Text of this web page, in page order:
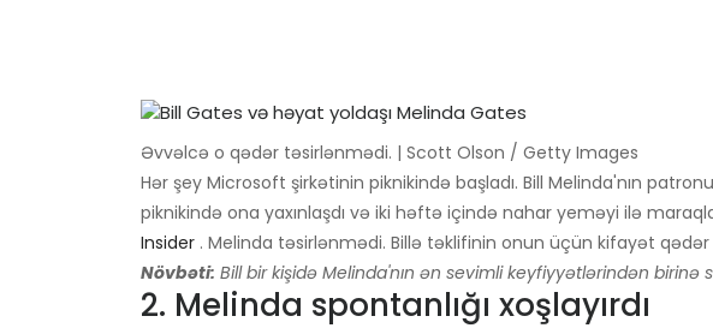
Əvvəlcə o qədər təsirlənmədi. | Scott Olson / Getty Images
Hər şey Microsoft şirkətinin piknikində başladı. Bill Melinda'nın
piknikində ona yaxınlaşdı və iki həftə içində nahar yeməyi ilə
Insider . Melinda təsirlənmədi. Billə təklifinin onun üçün kifayət qədər
Növbəti: Bill bir kişidə Melinda'nın ən sevimli keyfiyyətlərindən birinə
2. Melinda spontanlığı xoşlayırdı